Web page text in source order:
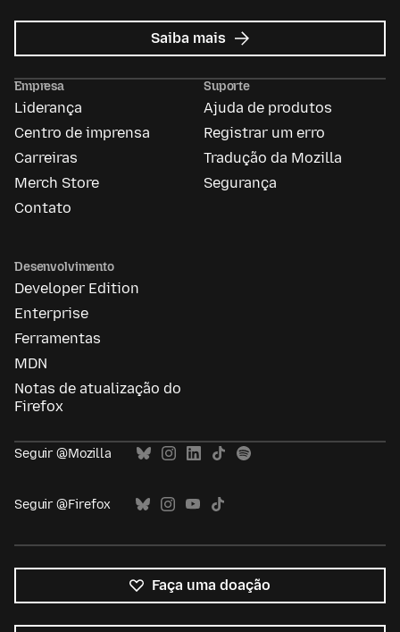
Saiba mais sobre
Mozilla
Empresa
Liderança
Centro de imprensa
Carreiras
Merch Store
Contato
Suporte
Ajuda de produtos
Registrar um erro
Tradução da Mozilla
Segurança
Desenvolvimento
Developer Edition
Enterprise
Ferramentas
MDN
Notas de atualização do
Firefox
Seguir @Mozilla
Seguir @Firefox
Faça uma doação